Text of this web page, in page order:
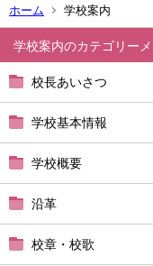
ホーム 学校案内
学校案内
校長あいさつ
学校基本情報
学校概要
沿革
校章・校歌